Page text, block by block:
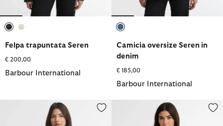
Felpa trapuntata Seren
€ 200,00
Barbour International
Camicia oversize Seren in
denim
€ 185,00
Barbour International
T-shirt Niamh con logo Felpa trapuntata Seren